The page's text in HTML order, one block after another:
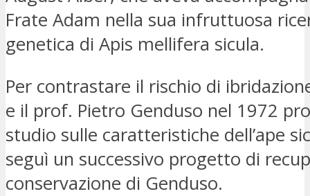
Frate Adam nella sua infruttuosa
genetica di Apis mellifera sicula.
Per contrastare il rischio di
e il prof. Pietro Genduso nel 1972
studio sulle caratteristiche dell’ape
seguì un successivo progetto di
conservazione di Genduso.